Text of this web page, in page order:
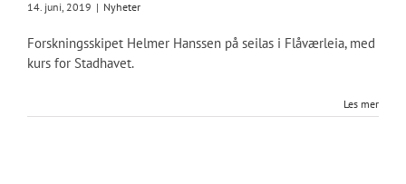
14. juni, 2019 | Nyheter
Forskningsskipet Helmer Hanssen på seilas i Flåværleia, med
kurs for Stadhavet.
Les mer